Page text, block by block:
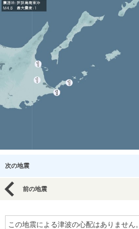
次の地震
前の地震
この地震による津波の心配はありません。